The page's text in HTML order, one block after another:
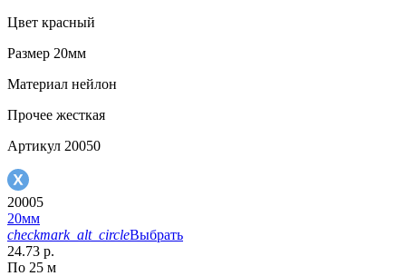
Цвет красный
Размер 20мм
Материал нейлон
Прочее жесткая
Артикул 20050
20005
20мм
checkmark_alt_circleВыбрать
24.73 р.
По 25 м